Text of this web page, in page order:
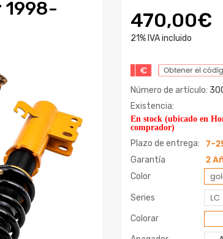
1998-
470,00€
21% IVA incluido
€ Obtener el
Número de artículo:
Existencia:
En stock (ubicado en
comprador)
Plazo de entrega: 7-
Garantía 2
Color
Series LC
Colorar